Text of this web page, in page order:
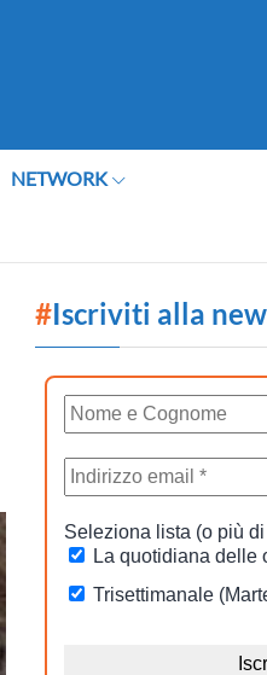
NETWORK
#Iscriviti alla